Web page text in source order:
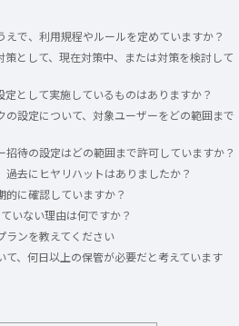
で、利用規程やルールを定めていますか？
として、現在対策中、または対策を検討して
として実施しているものはありますか？
設定について、対象ユーザーをどの範囲まで
待の設定はどの範囲まで許可していますか？
去にヒヤリハットはありましたか？
に確認していますか？
いない理由は何ですか？
ンを教えてください
、何日以上の保管が必要だと考えています